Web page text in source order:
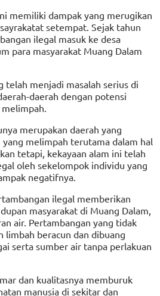
memiliki dampak yang merugikan
setempat. Sejak tahun
ilegal masuk ke desa
para masyarakat Muang Dalam
telah menjadi masalah serius di
daerah dengan potensi
merupakan daerah yang
melimpah terutama dalam hal
tetapi, kekayaan alam ini telah
oleh sekelompok individu yang
negatifnya.
ilegal memberikan
masyarakat di Muang Dalam,
air. Pertambangan yang tidak
limbah beracun dan dibuang
serta sumber air tanpa perlakuan
dan kualitasnya memburuk
manusia di sekitar dan